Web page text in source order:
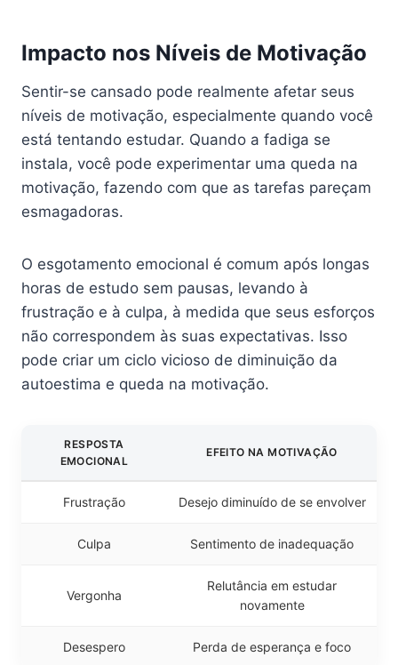
Impacto nos Níveis de Motivação
Sentir-se cansado pode realmente afetar seus
níveis de motivação, especialmente quando você
está tentando estudar. Quando a fadiga se
instala, você pode experimentar uma queda na
motivação, fazendo com que as tarefas pareçam
esmagadoras.
O esgotamento emocional é comum após longas
horas de estudo sem pausas, levando à
frustração e à culpa, à medida que seus esforços
não correspondem às suas expectativas. Isso
pode criar um ciclo vicioso de diminuição da
autoestima e queda na motivação.
RESPOSTA
EMOCIONAL
EFEITO NA MOTIVAÇÃO
Frustração Desejo diminuído de se envolver
Culpa Sentimento de inadequação
Vergonha
Relutância em estudar
novamente
Desespero Perda de esperança e foco